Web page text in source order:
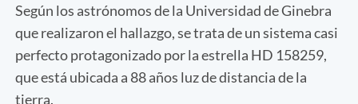
Según los astrónomos de la Universidad de Ginebra
que realizaron el hallazgo, se trata de un sistema casi
perfecto protagonizado por la estrella HD 158259,
que está ubicada a 88 años luz de distancia de la
tierra.